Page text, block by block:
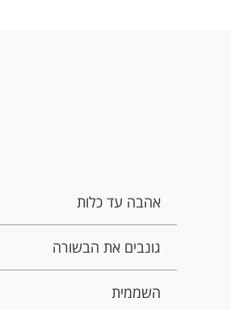
אהבה עד כלות
גונבים את הבשורה
השממית